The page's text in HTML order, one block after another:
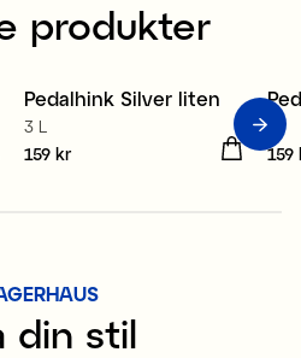
produkter
Pedalhink Silver liten
3 L
Pris:159 kr
159 kr
3 l
Pris
159
din stil